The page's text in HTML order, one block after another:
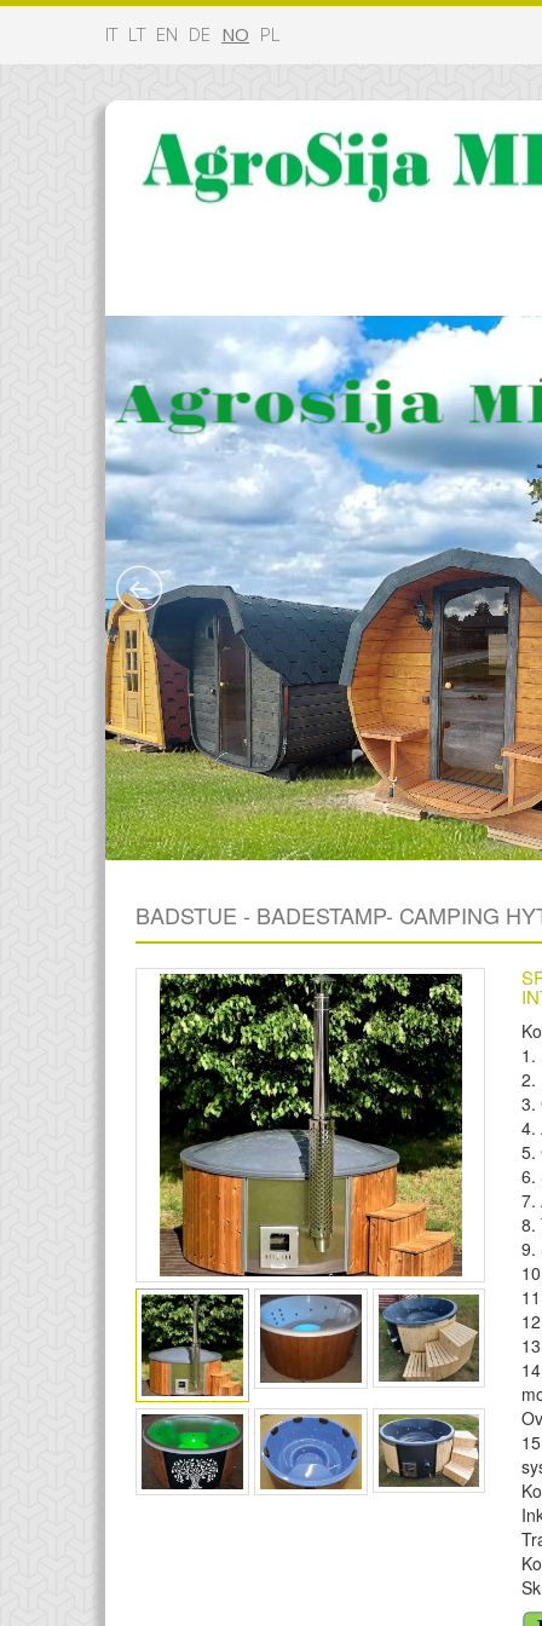
IT LT EN DE NO PL
BADSTUE - BADESTAMP- CAMPING
1.
2.
3.
4.
5.
6.
7.
8.
9.